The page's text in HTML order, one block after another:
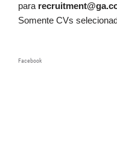
para
Somente CVs
Facebook